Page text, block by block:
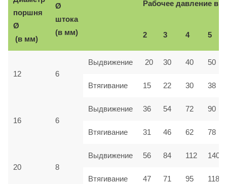
поршня
Ø
(в мм)
Ø
штока
(в мм)
Рабочее давление в
2 3 4 5
12 6
Выдвижение 20 30 40 50
Втягивание 15 22 30 38
16 6
Выдвижение 36 54 72 90
Втягивание 31 46 62 78
20 8
Выдвижение 56 84 112 140
Втягивание 47 71 95 118